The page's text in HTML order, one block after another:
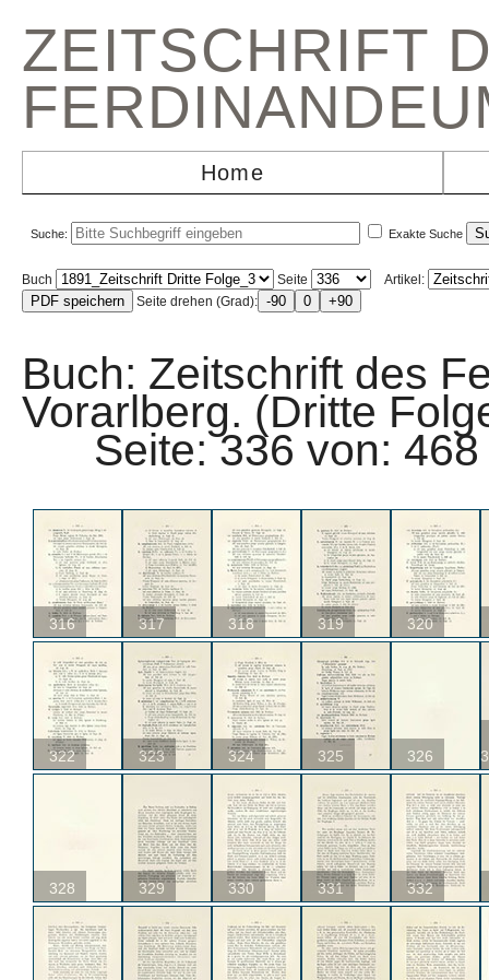
ZEITSCHRIFT
Home
Suche: Exakte Suche
Buch Seite
Artikel:
Seite drehen (Grad):
Buch: Zeitschrift des
Vorarlberg. (Dritte
Seite: 336 von:
316 317 318 319 320
322 323 324 325 326
328 329 330 331 332